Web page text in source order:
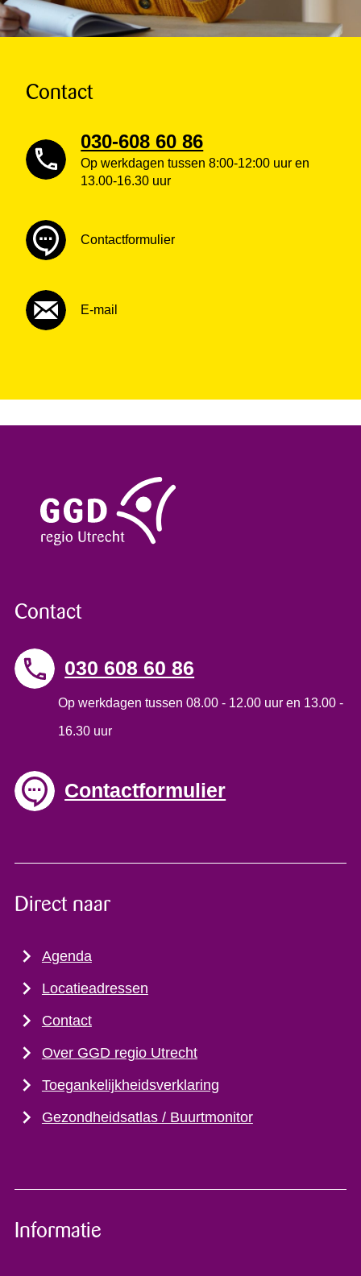
Contact
030-608 60 86
Op werkdagen tussen 8:00-12:00 uur en
13.00-16.30 uur
Contactformulier
E-mail
Contact
030 608 60 86
Op werkdagen tussen 08.00 - 12.00 uur en 13.00 -
16.30 uur
Contactformulier
Direct naar
Agenda
Locatieadressen
Contact
Over GGD regio Utrecht
Toegankelijkheidsverklaring
Gezondheidsatlas / Buurtmonitor
Informatie